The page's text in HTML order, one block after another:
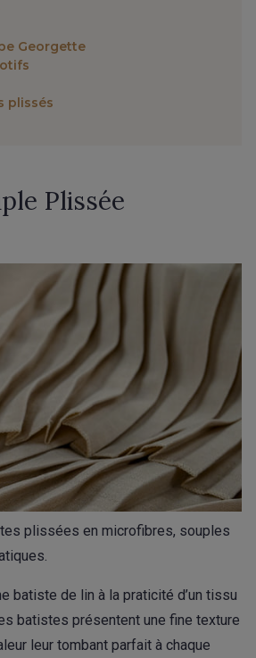
Georgette
plissés
Plissée
plissées en microfibres, souples
batiste de lin à la praticité d’un tissu
batistes présentent une fine texture
leur tombant parfait à chaque